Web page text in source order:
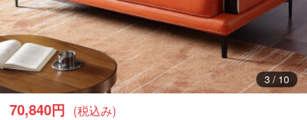
3/ 10
70,840円 (税込み)